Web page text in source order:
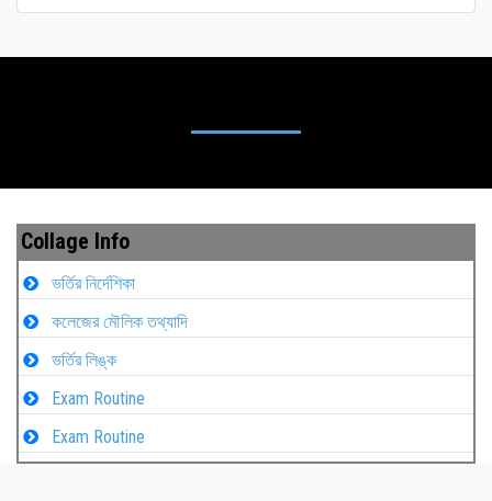
Collage Info
ভর্তির নির্দেশিকা
কলেজের মৌলিক তথ্যাদি
ভর্তির লিঙ্ক
Exam Routine
Exam Routine